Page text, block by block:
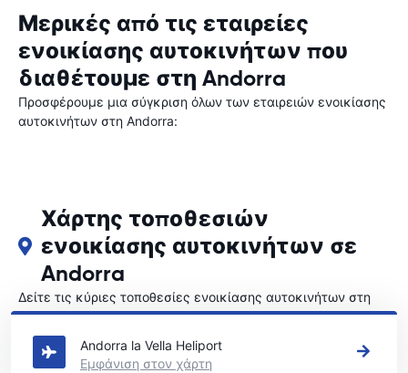
Μερικές από τις εταιρείες
ενοικίασης αυτοκινήτων που
διαθέτουμε στη Andorra
Προσφέρουμε μια σύγκριση όλων των εταιρειών ενοικίασης
αυτοκινήτων στη Andorra:
Χάρτης τοποθεσιών
ενοικίασης αυτοκινήτων σε
Andorra
Δείτε τις κύριες τοποθεσίες ενοικίασης αυτοκινήτων στη
Andorra
Andorra la Vella Heliport
Εμφάνιση στον χάρτη